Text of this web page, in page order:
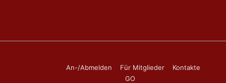
Footer-
An-/Abmelden Für Mitglieder
Kontakte
GO